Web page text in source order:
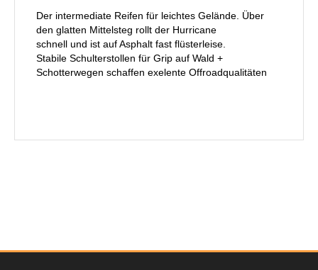
Der intermediate Reifen für leichtes Gelände. Über
den glatten Mittelsteg rollt der Hurricane
schnell und ist auf Asphalt fast flüsterleise.
Stabile Schulterstollen für Grip auf Wald +
Schotterwegen schaffen exelente Offroadqualitäten